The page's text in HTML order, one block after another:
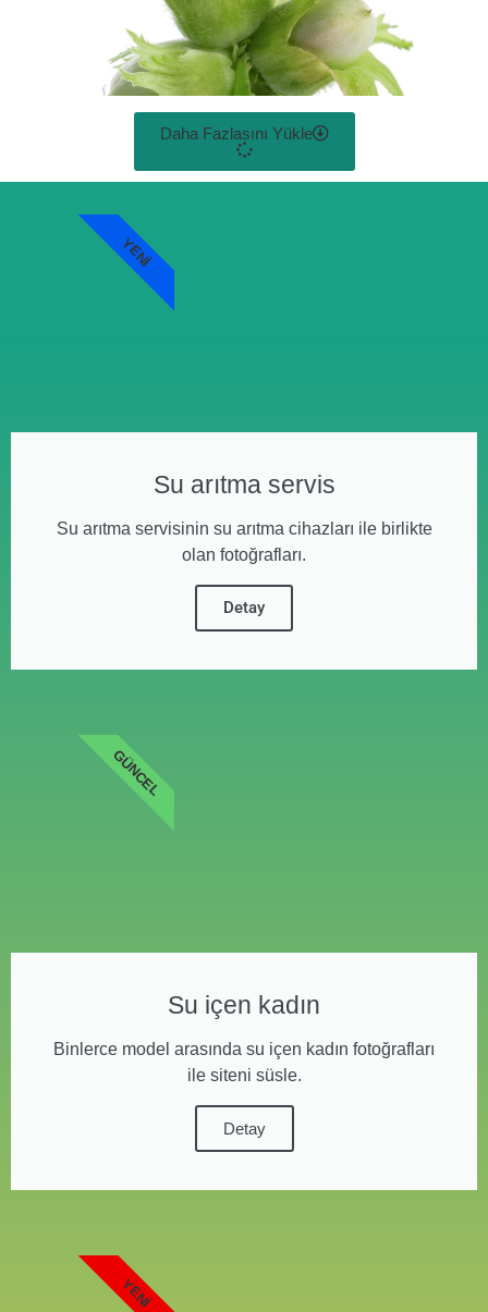
Daha Fazlasını Yükle
Su arıtma servis
Su arıtma servisinin su arıtma cihazları ile birlikte
olan fotoğrafları.
Detay
YENI
Su içen kadın
Binlerce model arasında su içen kadın fotoğrafları
ile siteni süsle.
Detay
GÜNCEL
YENI